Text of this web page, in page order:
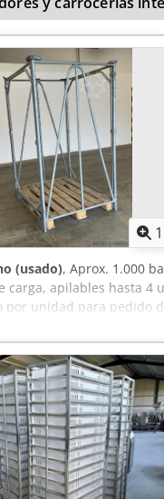
1
(usado), Aprox. 1.000
carga, apilables hasta 4
por unidad para pedido
GmbH Tipo: Gris
consiste en dos
palet industrial. Todo
4 t Apilables,
Disponible: inmediato